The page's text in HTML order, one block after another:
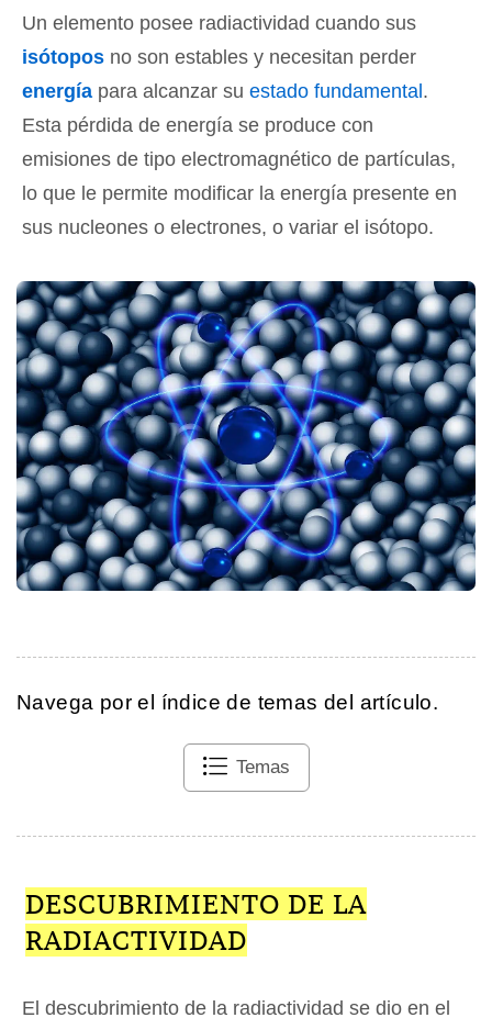
Un elemento posee radiactividad cuando sus
isótopos no son estables y necesitan perder
energía para alcanzar su estado fundamental .
Esta pérdida de energía se produce con
emisiones de tipo electromagnético de partículas,
lo que le permite modificar la energía presente en
sus nucleones o electrones, o variar el isótopo.
Navega por el índice de temas del artículo.
Temas
DESCUBRIMIENTO DE LA
RADIACTIVIDAD
El descubrimiento de la radiactividad se dio en el